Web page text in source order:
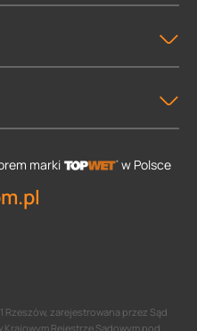
marki w Polsce
Rzeszów, zarejestrowana przez Sąd
Krajowym Rejestrze Sądowym pod